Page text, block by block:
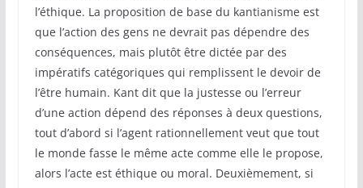
l’éthique. La proposition de base du kantianisme est
que l’action des gens ne devrait pas dépendre des
conséquences, mais plutôt être dictée par des
impératifs catégoriques qui remplissent le devoir de
l’être humain. Kant dit que la justesse ou l’erreur
d’une action dépend des réponses à deux questions,
tout d’abord si l’agent rationnellement veut que tout
le monde fasse le même acte comme elle le propose,
alors l’acte est éthique ou moral. Deuxièmement, si